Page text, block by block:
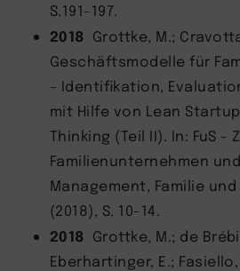
S.191-197.
2018 Grottke, M.;
Geschäftsmodelle für
– Identifikation,
mit Hilfe von Lean
Thinking (Teil II). In: FuS
Familienunternehmen
Management, Familie und
(2018), S. 10-14.
2018 Grottke, M.; de
Eberhartinger, E.;